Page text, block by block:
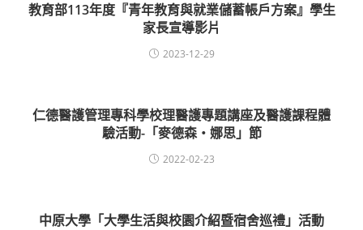
教育部113年度『青年教育與就業儲蓄帳戶方案』學生
家長宣導影片
2023-12-29
仁德醫護管理專科學校理醫護專題講座及醫護課程體
驗活動-「麥德森・娜思」節
2022-02-23
中原大學「大學生活與校園介紹暨宿舍巡禮」活動